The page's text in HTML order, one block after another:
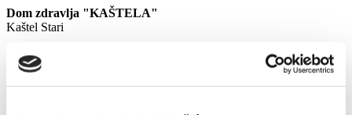
Dom zdravlja "KAŠTELA"
Kaštel Stari
Cesta Dr. Franje Tuđmana bb
Tel. 021/230-366